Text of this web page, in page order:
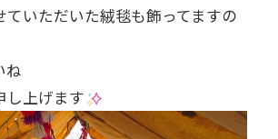
ていただいた絨毯も飾ってますの
ね
し上げます